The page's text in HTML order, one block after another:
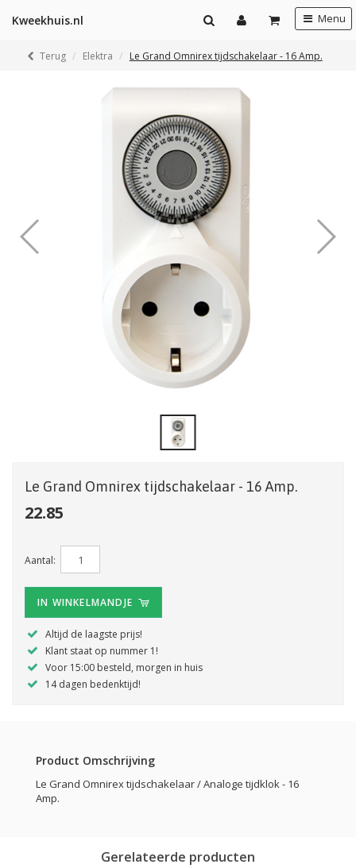
Kweekhuis.nl Menu
Terug Elektra Le Grand Omnirex tijdschakelaar - 16 Amp.
Le Grand Omnirex tijdschakelaar - 16 Amp.
22.85
Aantal:
IN WINKELMANDJE
Altijd de laagste prijs!
Klant staat op nummer 1!
Voor 15:00 besteld, morgen in huis
14 dagen bedenktijd!
Product Omschrijving
Le Grand Omnirex tijdschakelaar / Analoge tijdklok - 16
Amp.
Gerelateerde producten